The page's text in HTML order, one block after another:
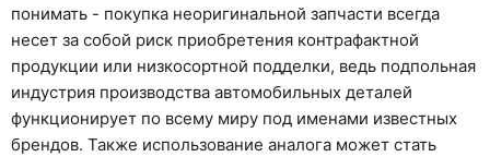
понимать - покупка неоригинальной запчасти всегда
несет за собой риск приобретения контрафактной
продукции или низкосортной подделки, ведь подпольная
индустрия производства автомобильных деталей
функционирует по всему миру под именами известных
брендов. Также использование аналога может стать